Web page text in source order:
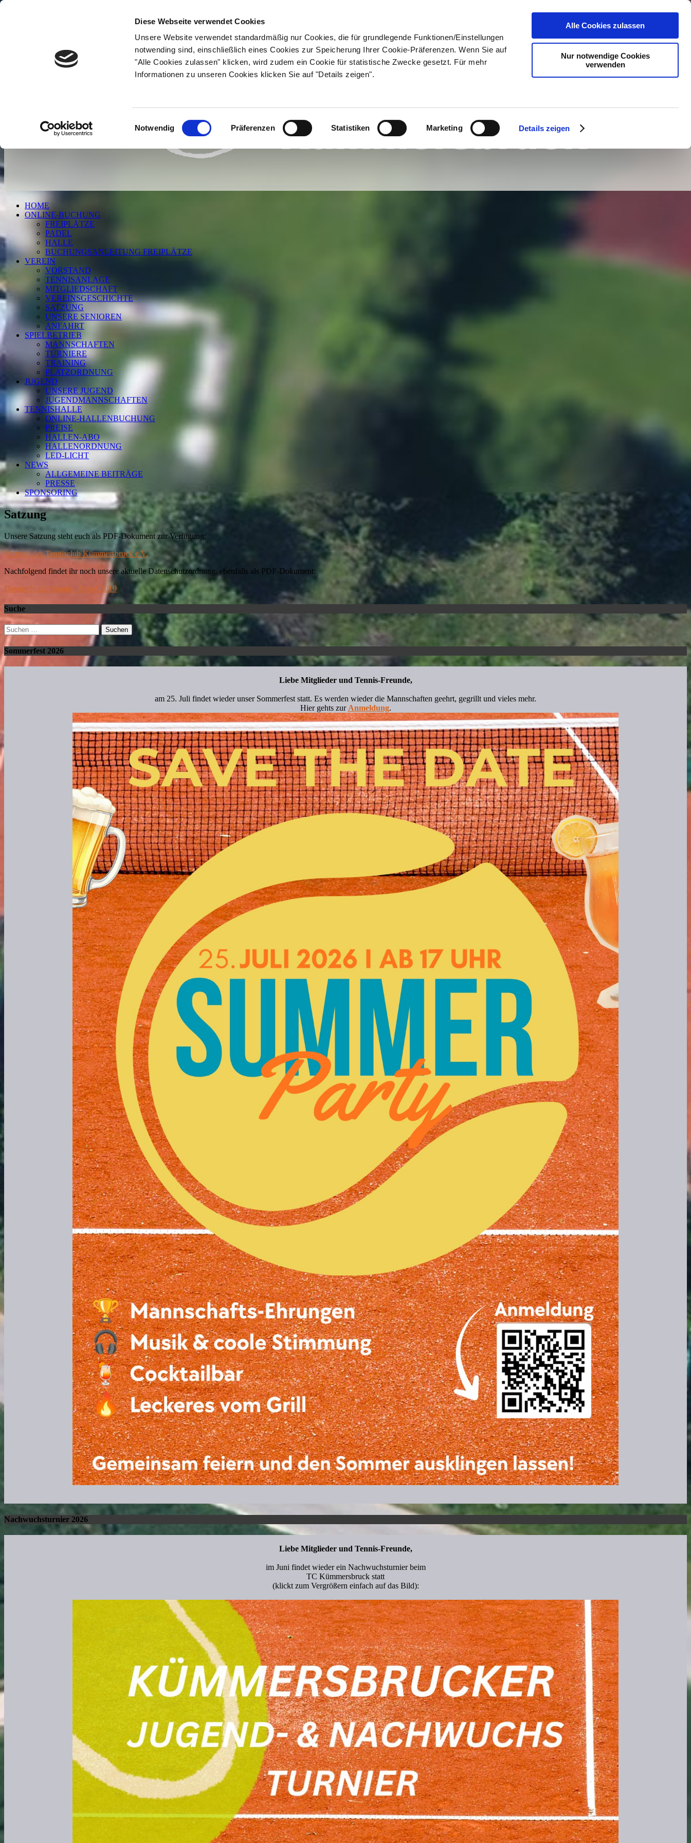
Diese Webseite verwendet Cookies
Unsere Website verwendet standardmäßig nur Cookies, die für grundlegende Funktionen/Einstellungen
notwending sind, einschließlich eines Cookies zur Speicherung Ihrer Cookie-Präferenzen. Wenn Sie auf
"Alle Cookies zulassen" klicken, wird zudem ein Cookie für statistische Zwecke gesetzt. Für mehr
Informationen zu unseren Cookies klicken Sie auf "Details zeigen".
Einwilligungsauswahl
Notwendig Präferenzen Statistiken Marketing Details zeigen
Alle Cookies zulassen
Nur notwendige Cookies
verwenden
HOME
ONLINE-BUCHUNG
FREIPLÄTZE
PADEL
HALLE
BUCHUNGSANLEITUNG FREIPLÄTZE
VEREIN
VORSTAND
TENNISANLAGE
MITGLIEDSCHAFT
VEREINSGESCHICHTE
SATZUNG
UNSERE SENIOREN
ANFAHRT
SPIELBETRIEB
MANNSCHAFTEN
TURNIERE
TRAINING
PLATZORDNUNG
JUGEND
UNSERE JUGEND
JUGENDMANNSCHAFTEN
TENNISHALLE
ONLINE-HALLENBUCHUNG
PREISE
HALLEN-ABO
HALLENORDNUNG
LED-LICHT
NEWS
ALLGEMEINE BEITRÄGE
PRESSE
SPONSORING
Satzung
Unsere Satzung steht euch als PDF-Dokument zur Verfügung:
Satzung des Tennisclub Kümmersbruck e.V.
Nachfolgend findet ihr noch unsere aktuelle Datenschutzordnung, ebenfalls als PDF-Dokument:
Datenschutzordnung – Stand 2019
Suche
Suchen
nach:
Sommerfest 2026
Liebe Mitglieder und Tennis-Freunde,
am 25. Juli findet wieder unser Sommerfest statt. Es werden wieder die Mannschaften geehrt, gegrillt und vieles mehr.
Hier gehts zur Anmeldung.
Nachwuchsturnier 2026
Liebe Mitglieder und Tennis-Freunde,
im Juni findet wieder ein Nachwuchsturnier beim
TC Kümmersbruck statt
(klickt zum Vergrößern einfach auf das Bild):